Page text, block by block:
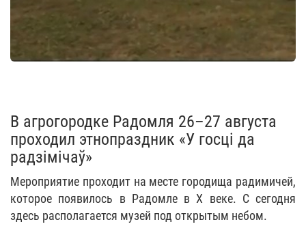
В агрогородке Радомля 26–27 августа
проходил этнопраздник «У госці да
радзімічаў»
Мероприятие проходит на месте городища радимичей,
которое появилось в Радомле в X веке. С сегодня
здесь располагается музей под открытым небом.